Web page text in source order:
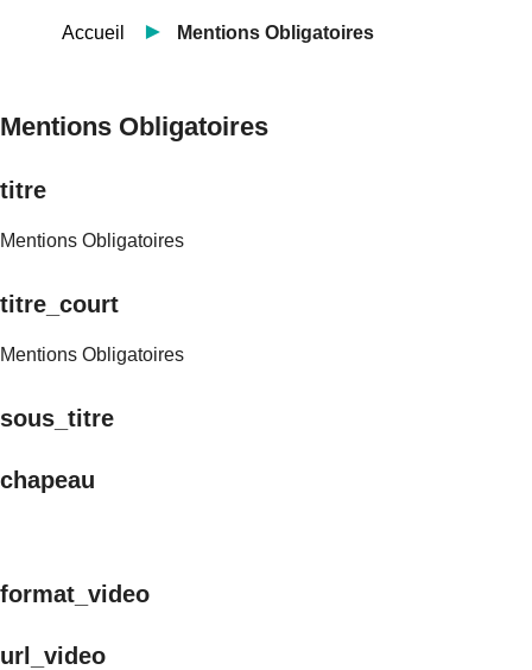
Accueil Mentions Obligatoires
Mentions Obligatoires
titre
Mentions Obligatoires
titre_court
Mentions Obligatoires
sous_titre
chapeau
format_video
url_video